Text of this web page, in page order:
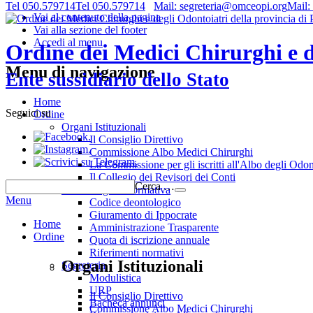
Vai al contenuto della pagina
Vai alla sezione del footer
Accedi al menu
Tel 050.579714Tel 050.579714 Mail: segreteria@omceopi.orgMail:
Ordine dei Medici Chirurghi e
Ente sussidiario dello Stato
Seguici su
.
.
.
Cerca …
Menu
Home
Ordine
Organi Istituzionali
Il Consiglio Direttivo
Commissione Albo Medici Chirurghi
Menu di navigazione
Home
Ordine
Organi Istituzionali
Il Consiglio Direttivo
Commissione Albo Medici Chirurghi
La Commissione per gli iscritti all'Albo degli
Il Collegio dei Revisori dei Conti
Deontologia e normativa
Codice deontologico
Giuramento di Ippocrate
Amministrazione Trasparente
Quota di iscrizione annuale
Riferimenti normativi
Segreteria
Modulistica
URP
Bacheca annunci